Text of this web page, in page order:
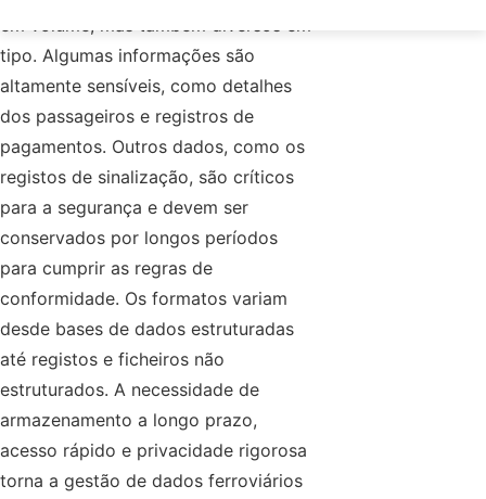
em volume, mas também diversos em
tipo. Algumas informações são
altamente sensíveis, como detalhes
dos passageiros e registros de
pagamentos. Outros dados, como os
registos de sinalização, são críticos
para a segurança e devem ser
conservados por longos períodos
para cumprir as regras de
conformidade. Os formatos variam
desde bases de dados estruturadas
até registos e ficheiros não
estruturados. A necessidade de
armazenamento a longo prazo,
acesso rápido e privacidade rigorosa
torna a gestão de dados ferroviários